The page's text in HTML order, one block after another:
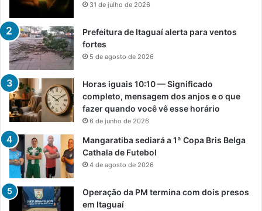
31 de julho de 2026
Prefeitura de Itaguaí alerta para ventos
fortes
5 de agosto de 2026
Horas iguais 10:10 — Significado
completo, mensagem dos anjos e o que
fazer quando você vê esse horário
6 de junho de 2026
Mangaratiba sediará a 1ª Copa Bris Belga
Cathala de Futebol
4 de agosto de 2026
Operação da PM termina com dois presos
em Itaguaí